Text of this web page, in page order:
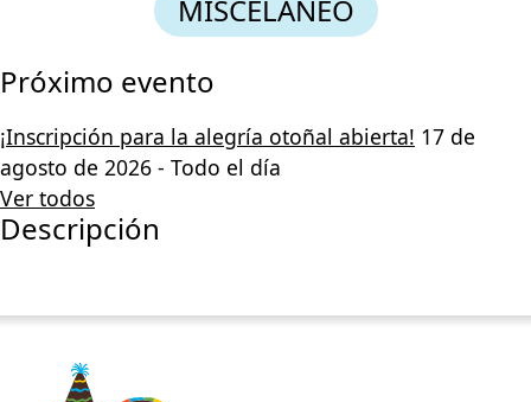
MISCELÁNEO
Próximo evento
¡Inscripción para la alegría otoñal abierta! 17 de
agosto de 2026 - Todo el día
Ver todos
Descripción